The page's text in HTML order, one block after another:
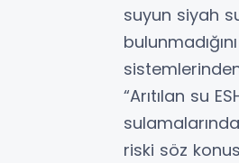
suyun siyah
“Arıtılan su
riski söz